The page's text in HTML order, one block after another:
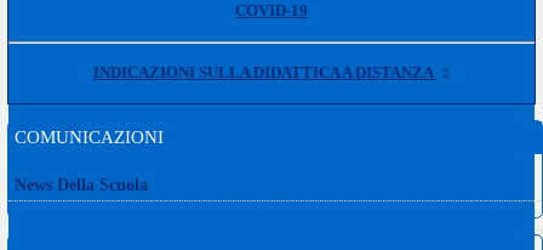
COVID-19
INDICAZIONI SULLA DIDATTICA A DISTANZA
COMUNICAZIONI
News Della Scuola